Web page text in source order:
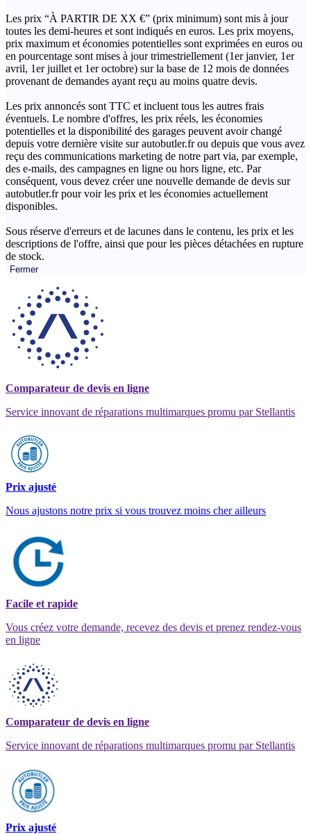
Les prix “À PARTIR DE XX €” (prix minimum) sont mis à jour
toutes les demi-heures et sont indiqués en euros. Les prix moyens,
prix maximum et économies potentielles sont exprimées en euros ou
en pourcentage sont mises à jour trimestriellement (1er janvier, 1er
avril, 1er juillet et 1er octobre) sur la base de 12 mois de données
provenant de demandes ayant reçu au moins quatre devis.
Les prix annoncés sont TTC et incluent tous les autres frais
éventuels. Le nombre d'offres, les prix réels, les économies
potentielles et la disponibilité des garages peuvent avoir changé
depuis votre dernière visite sur autobutler.fr ou depuis que vous avez
reçu des communications marketing de notre part via, par exemple,
des e-mails, des campagnes en ligne ou hors ligne, etc. Par
conséquent, vous devez créer une nouvelle demande de devis sur
autobutler.fr pour voir les prix et les économies actuellement
disponibles.
Sous réserve d'erreurs et de lacunes dans le contenu, les prix et les
descriptions de l'offre, ainsi que pour les pièces détachées en rupture
de stock.
Fermer
Comparateur de devis en ligne
Service innovant de réparations multimarques promu par Stellantis
Prix ajusté
Nous ajustons notre prix si vous trouvez moins cher ailleurs
Facile et rapide
Vous créez votre demande, recevez des devis et prenez rendez-vous
en ligne
Comparateur de devis en ligne
Service innovant de réparations multimarques promu par Stellantis
Prix ajusté